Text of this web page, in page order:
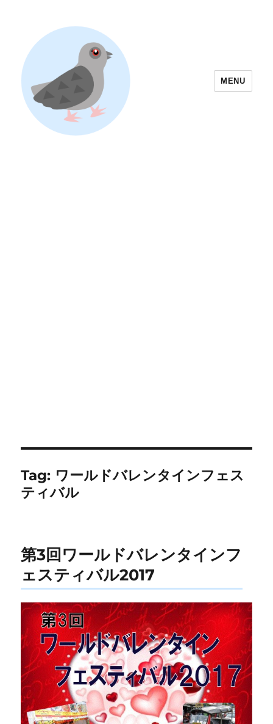
MENU
Tag: ワールドバレンタインフェス
ティバル
第3回ワールドバレンタインフ
ェスティバル2017